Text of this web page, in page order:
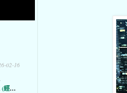
02-16
通)